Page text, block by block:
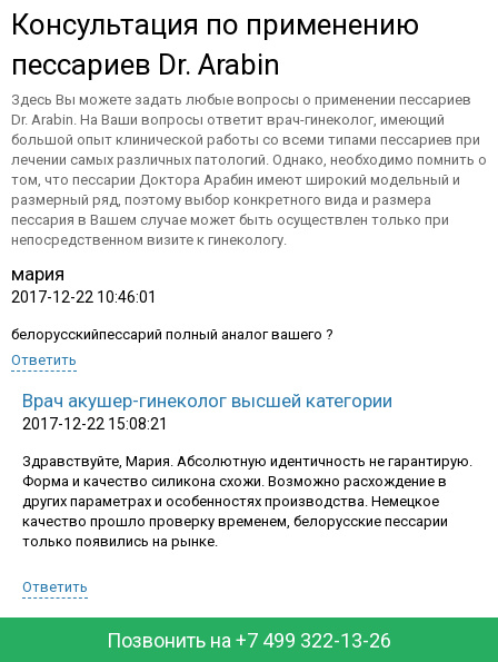
Контакты
В корзине пусто
График работы:
+7 499 322 13 26
Заказать обратный звонок
Консультация по применению
пессариев Dr. Arabin
Здесь Вы можете задать любые вопросы о применении пессариев
Dr. Arabin. На Ваши вопросы ответит врач-гинеколог, имеющий
большой опыт клинической работы со всеми типами пессариев при
лечении самых различных патологий. Однако, необходимо помнить о
том, что пессарии Доктора Арабин имеют широкий модельный и
размерный ряд, поэтому выбор конкретного вида и размера
пессария в Вашем случае может быть осуществлен только при
непосредственном визите к гинекологу.
мария
2017-12-22 10:46:01
белорусскийпессарий полный аналог вашего ?
Ответить
Врач акушер-гинеколог высшей категории
2017-12-22 15:08:21
Здравствуйте, Мария. Абсолютную идентичность не гарантирую.
Форма и качество силикона схожи. Возможно расхождение в
других параметрах и особенностях производства. Немецкое
качество прошло проверку временем, белорусские пессарии
только появились на рынке.
Ответить
Позвонить на +7 499 322-13-26